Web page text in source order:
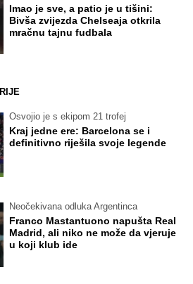
Imao je sve, a patio je u tišini:
Bivša zvijezda Chelseaja otkrila
mračnu tajnu fudbala
Osvojio je s ekipom 21 trofej
Kraj jedne ere: Barcelona se i
definitivno riješila svoje legende
Neočekivana odluka Argentinca
Franco Mastantuono napušta Real
Madrid, ali niko ne može da vjeruje
u koji klub ide